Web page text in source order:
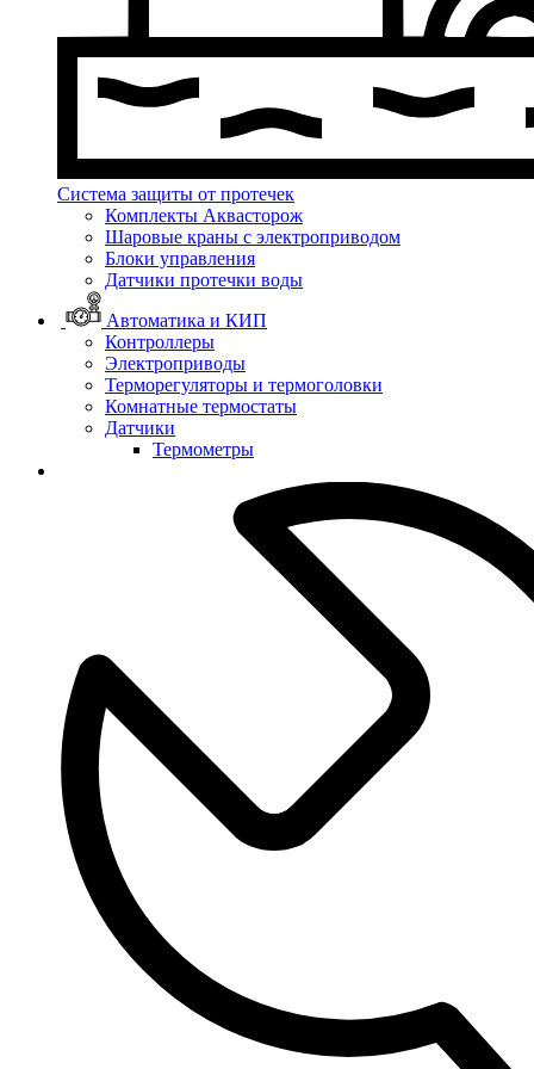
Система защиты от протечек
Комплекты Аквасторож
Шаровые краны с электроприводом
Блоки управления
Датчики протечки воды
Автоматика и КИП
Контроллеры
Электроприводы
Терморегуляторы и термоголовки
Комнатные термостаты
Датчики
Термометры